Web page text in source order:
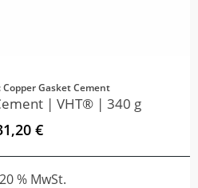
Gasket Cement
| VHT® | 340 g
€
% MwSt.